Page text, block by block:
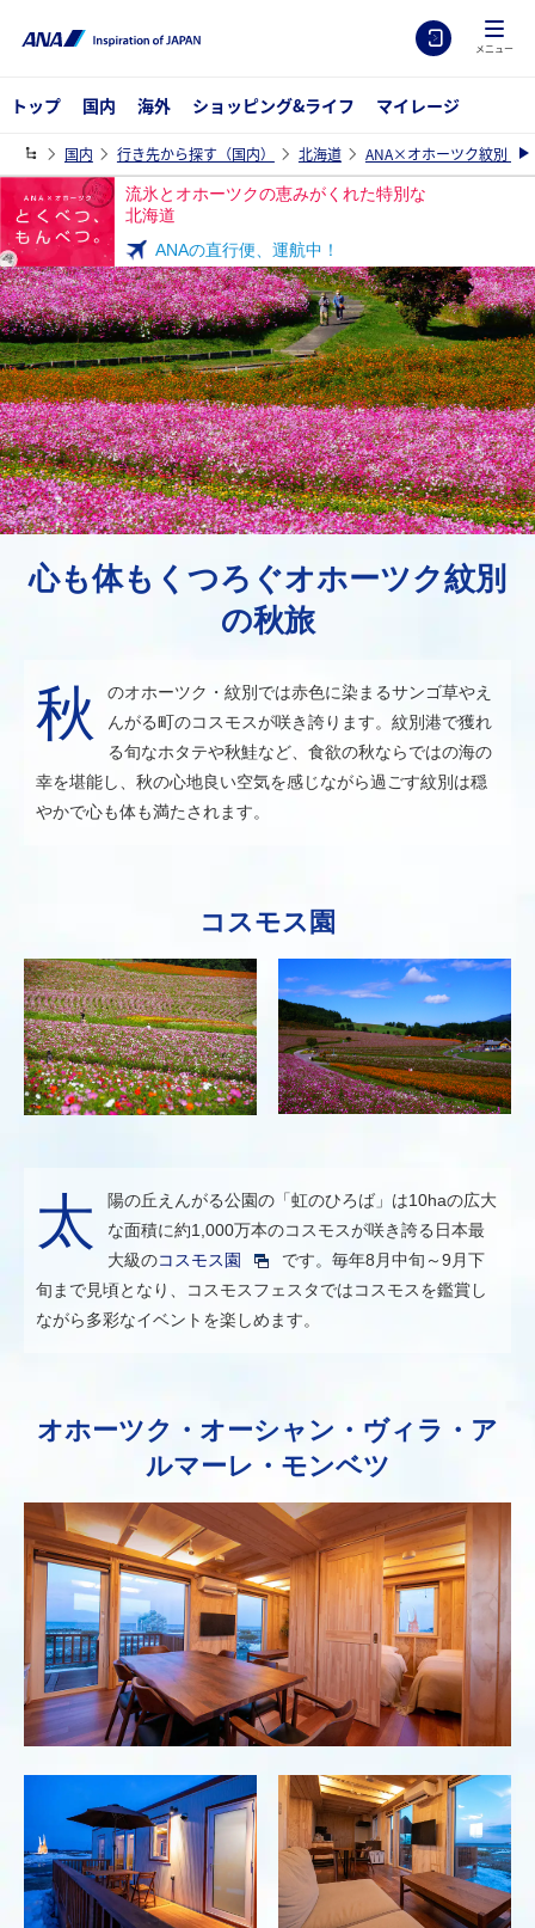
メニュー
トップ 国内 海外 ショッピング&ライフ マイレージ
国内 行き先から探す（国内） 北海道 ANA×オホーツク紋別 と
流氷とオホーツクの恵みがくれた特別な
北海道
ANAの直行便、運航中！
心も体もくつろぐオホーツク紋別
の秋旅
秋のオホーツク・紋別では赤色に染まるサンゴ草やえ
んがる町のコスモスが咲き誇ります。紋別港で獲れ
る旬なホタテや秋鮭など、食欲の秋ならではの海の
幸を堪能し、秋の心地良い空気を感じながら過ごす紋別は穏
やかで心も体も満たされます。
コスモス園
太陽の丘えんがる公園の「虹のひろば」は10haの広大
な面積に約1,000万本のコスモスが咲き誇る日本最
大級のコスモス園
です。毎年8月中旬～9月下
旬まで見頃となり、コスモスフェスタではコスモスを鑑賞し
ながら多彩なイベントを楽しめます。
オホーツク・オーシャン・ヴィラ・ア
ルマーレ・モンベツ